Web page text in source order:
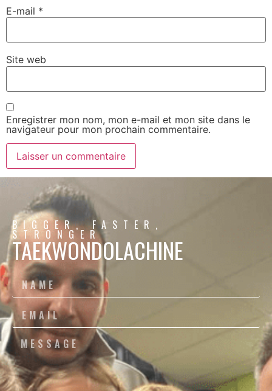
E-mail *
Site web
Enregistrer mon nom, mon e-mail et mon site dans le
navigateur pour mon prochain commentaire.
BIGGER, FASTER,
STRONGER
TAEKWONDOLACHINE